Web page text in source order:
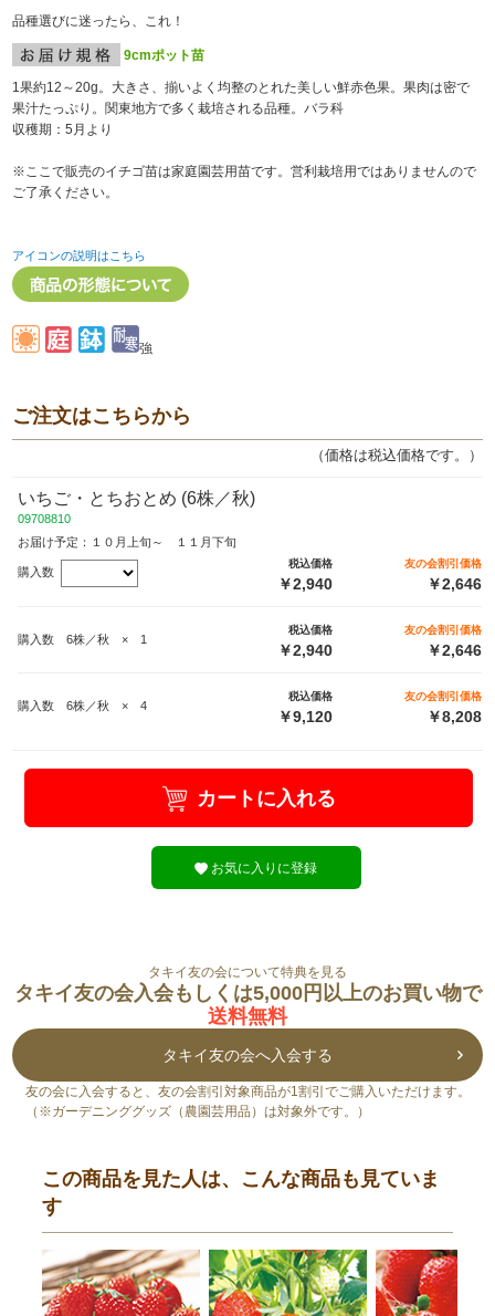
品種選びに迷ったら、これ！
9cmポット苗
1果約12～20g。大きさ、揃いよく均整のとれた美しい鮮赤色果。果肉は密で
果汁たっぷり。関東地方で多く栽培される品種。バラ科
収穫期：5月より
※ここで販売のイチゴ苗は家庭園芸用苗です。営利栽培用ではありませんので
ご了承ください。
アイコンの説明はこちら
強
ご注文はこちらから
（価格は税込価格です。）
いちご・とちおとめ (6株／秋)
09708810
お届け予定：１０月上旬～ １１月下旬
購入数
税込価格
￥2,940
友の会割引価格
￥2,646
購入数 6株／秋 × 1
税込価格
￥2,940
友の会割引価格
￥2,646
購入数 6株／秋 × 4
税込価格
￥9,120
友の会割引価格
￥8,208
カートに入れる
お気に入りに登録
タキイ友の会について特典を見る
タキイ友の会入会もしくは5,000円以上のお買い物で
送料無料
タキイ友の会へ入会する
友の会に入会すると、友の会割引対象商品が1割引でご購入いただけます。
（※ガーデニンググッズ（農園芸用品）は対象外です。）
この商品を見た人は、こんな商品も見ていま
す